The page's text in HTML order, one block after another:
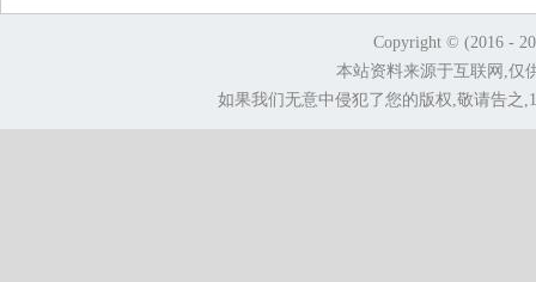
Copyright © (2016 -
本站资料来源于互联网,仅
如果我们无意中侵犯了您的版权,敬请告之